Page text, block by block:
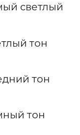
светлый
тон
тон
тон